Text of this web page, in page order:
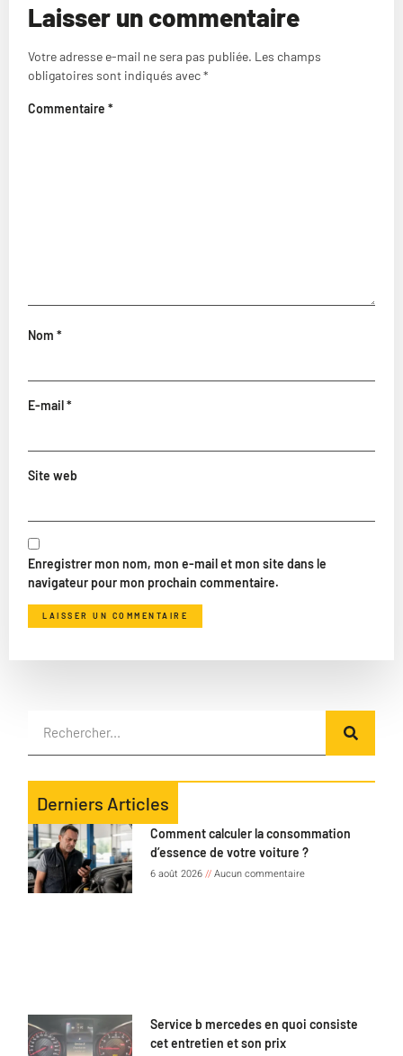
Laisser un commentaire
Votre adresse e-mail ne sera pas publiée. Les champs
obligatoires sont indiqués avec*
Commentaire *
Nom *
E-mail*
Site web
Enregistrer mon nom, mon e-mail et mon site dans le
navigateur pour mon prochain commentaire.
Derniers Articles
Comment calculer la consommation
d’essence de votre voiture ?
6 août 2026 Aucun commentaire
Service b mercedes en quoi consiste
cet entretien et son prix